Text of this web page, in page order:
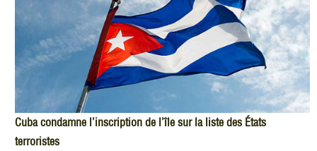
Cuba condamne l’inscription de l’île sur la liste des États
terroristes